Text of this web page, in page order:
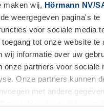
maken wij, Hörmann NV/
weergegeven pagina's te
voor sociale media
tot onze website te
wij informatie over uw
onze partners voor sociale
Onze partners kunnen
met andere